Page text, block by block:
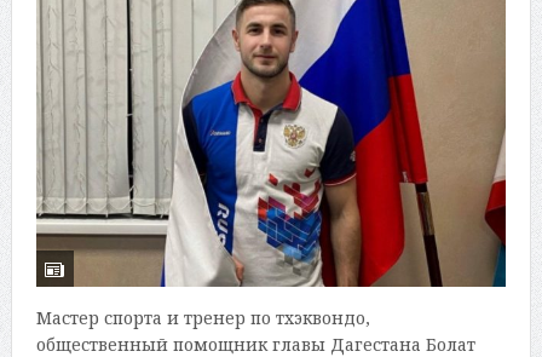
Мастер спорта и тренер по тхэквондо,
общественный помощник главы Дагестана Болат